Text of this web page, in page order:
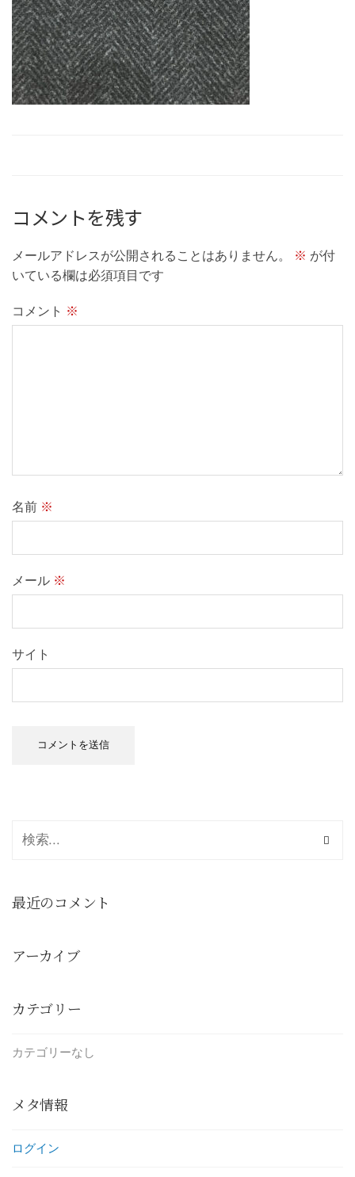
コメントを残す
メールアドレスが公開されることはありません。 ※ が付
いている欄は必須項目です
コメント ※
名前 ※
メール ※
サイト
最近のコメント
アーカイブ
カテゴリー
カテゴリーなし
メタ情報
ログイン